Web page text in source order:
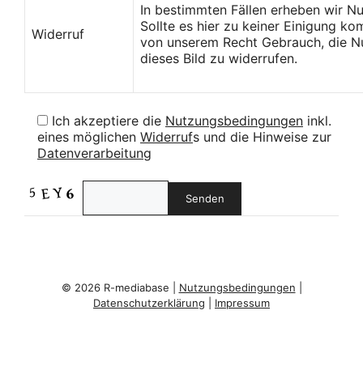
Widerruf
In bestimmten Fällen erheben wir
Sollte es hier zu keiner Einigung
von unserem Recht Gebrauch, die
dieses Bild zu widerrufen.
Ich akzeptiere die Nutzungsbedingungen inkl.
eines möglichen Widerrufs und die Hinweise zur
Datenverarbeitung
© 2026 R-mediabase | Nutzungsbedingungen
Datenschutzerklärung
Impressum